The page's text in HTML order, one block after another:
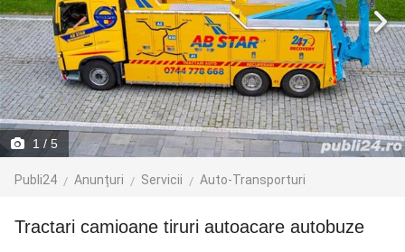
1 / 5
Publi24 Anunțuri Servicii Auto-Transporturi
Tractari camioane tiruri autoacare autobuze